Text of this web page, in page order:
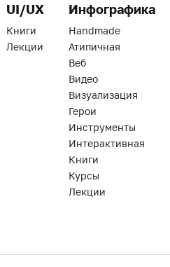
UI/UX
Книги
Лекции
Инфографика
Handmade
Атипичная
Веб
Видео
Визуализация
Герои
Инструменты
Интерактивная
Книги
Курсы
Лекции